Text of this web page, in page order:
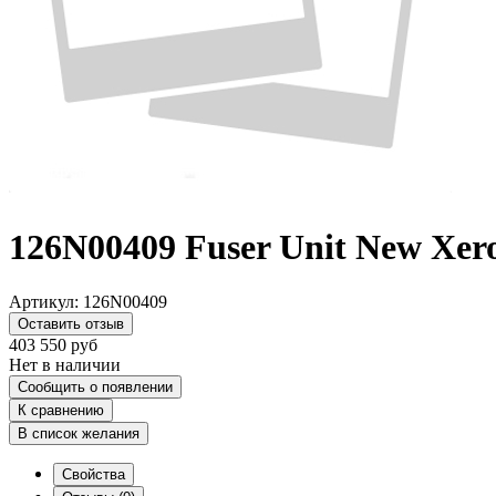
126N00409 Fuser Unit New
Артикул: 126N00409
Оставить отзыв
403 550 руб
Нет в наличии
Сообщить о появлении
К сравнению
В список желания
Свойства